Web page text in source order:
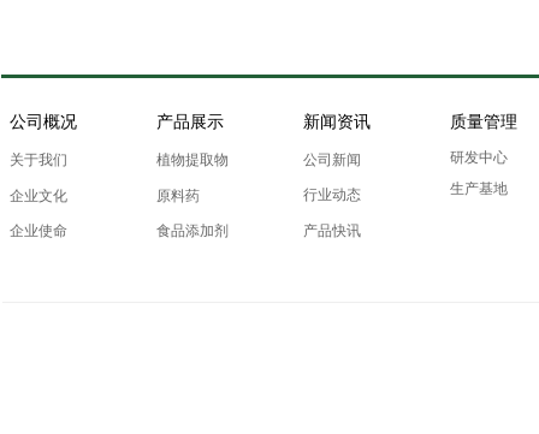
公司概况
关于我们
企业文化
企业使命
植物提取物
原料药
食品添加剂
产品展示
公司新闻
行业动态
产品快讯
新闻资讯
研发中心
生产基地
质量管理